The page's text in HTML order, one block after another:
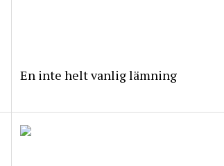
En inte helt vanlig lämning